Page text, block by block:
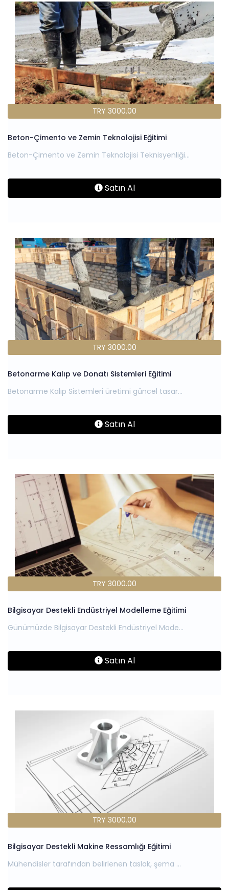
TRY 3000.00
Beton-Çimento ve Zemin Teknolojisi Eğitimi
Satın Al
TRY 3000.00
Betonarme Kalıp ve Donatı Sistemleri Eğitimi
Satın Al
TRY 3000.00
Bilgisayar Destekli Endüstriyel Modelleme Eğitimi
Satın Al
TRY 3000.00
Bilgisayar Destekli Makine Ressamlığı Eğitimi